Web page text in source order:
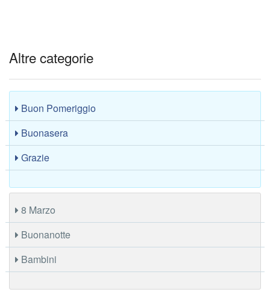
Altre categorie
Buon Pomeriggio
Buonasera
Grazie
8 Marzo
Buonanotte
Bambini